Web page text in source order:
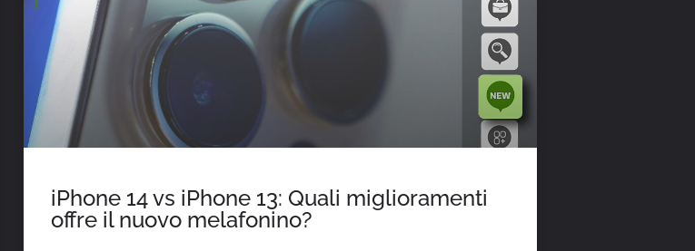
iPhone 14 vs iPhone 13: Quali miglioramenti
offre il nuovo melafonino?